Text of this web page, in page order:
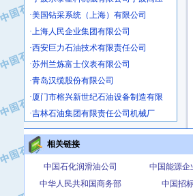
·美国钻采系统（上海）有限公司
·上海人民企业集团有限公司
·西安巨力石油技术有限责任公司
·苏州兰炼富士仪表有限公司
·青岛汉缆股份有限公司
·厦门市榕兴新世纪石油设备制造有限
·吉林石油集团有限责任公司机械厂
·大港油田集团中成机械制造有限公司
·承德司达石油装备开发公司
·大港油田集团中成机械制造有限公司
·四川明星电缆有限公司
·中国石油大庆石油化工总厂
相关链接
中国石化润滑油公司 中国能源企
中华人民共和国商务部
中国招